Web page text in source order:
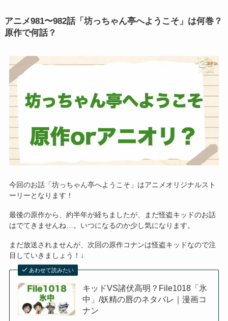
アニメ981〜982話「坊っちゃん亭へようこそ」は何巻？
原作で何話？
今回のお話「坊っちゃん亭へようこそ」はアニメオリジナルスト
ーリーとなります！
最後の原作から、約半年が経ちましたが、まだ怪盗キッドのお話
はでてきませんね…。いつになるのか少し気になります。
まだ放送されませんが、次回の原作コナンは怪盗キッドなので注
目していきましょう！↓
あわせて読みたい
キッドVS諸伏高明？File1018「氷
中」/妖精の唇のネタバレ｜漫画コ
ナン